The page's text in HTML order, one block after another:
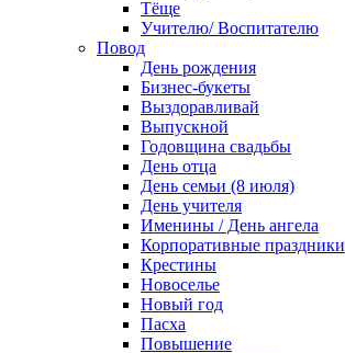
Тёще
Учителю/ Воспитателю
Повод
День рождения
Бизнес-букеты
Выздоравливай
Выпускной
Годовщина свадьбы
День отца
День семьи (8 июля)
День учителя
Именины / День ангела
Корпоративные праздники
Крестины
Новоселье
Новый год
Пасха
Повышение